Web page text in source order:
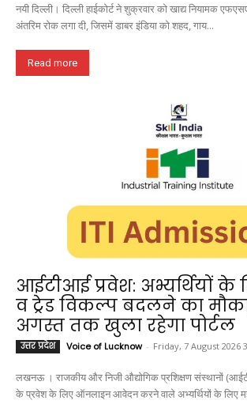
नयी दिल्ली। दिल्ली हाईकोर्ट ने शुक्रवार को खाद्य नियामक
अंतरिम रोक लगा दी, जिसमें डाबर इंडिया को शहद, गाय...
Read more
आईटीआई प्रवेश: अभ्यर्थियों के
व ट्रेड विकल्प बदलने का
अगस्त तक खुला रहेगा पोर्टल
उत्तर प्रदेश Voice of Lucknow - Friday, 7 August 2026
लखनऊ । राजकीय और निजी औद्योगिक प्रशिक्षण संस्थानों
के प्रवेश के लिए ऑनलाइन आवेदन करने वाले अभ्यर्थियों के लिए